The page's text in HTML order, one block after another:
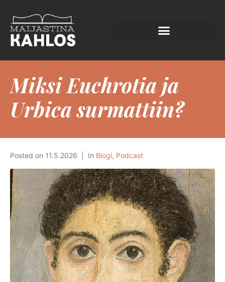
Miksi Euchrotia ja
Urbica surmattiin?
Posted on 11.5.2026 In Blogi, Podcast